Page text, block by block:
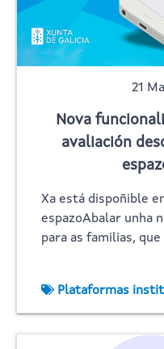
21
Nova
avaliación
Xa está dispoñible
espazoAbalar unha
para as familias,
Plataformas